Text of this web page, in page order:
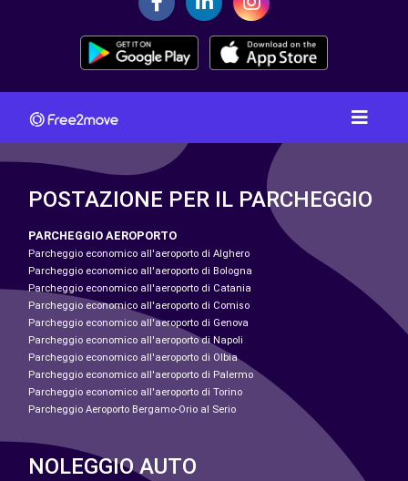
POSTAZIONE PER IL PARCHEGGIO
PARCHEGGIO AEROPORTO
Parcheggio economico all'aeroporto di Alghero
Parcheggio economico all'aeroporto di Bologna
Parcheggio economico all'aeroporto di Catania
Parcheggio economico all'aeroporto di Comiso
Parcheggio economico all'aeroporto di Genova
Parcheggio economico all'aeroporto di Napoli
Parcheggio economico all'aeroporto di Olbia
Parcheggio economico all'aeroporto di Palermo
Parcheggio economico all'aeroporto di Torino
Parcheggio Aeroporto Bergamo-Orio al Serio
NOLEGGIO AUTO